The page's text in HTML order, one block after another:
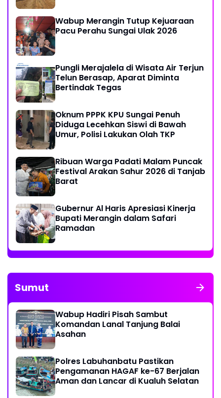
Wabup Merangin Tutup Kejuaraan
Pacu Perahu Sungai Ulak 2026
Pungli Merajalela di Wisata Air Terjun
Telun Berasap, Aparat Diminta
Bertindak Tegas
Oknum PPPK KPU Sungai Penuh
Diduga Lecehkan Siswi di Bawah
Umur, Polisi Lakukan Olah TKP
Ribuan Warga Padati Malam Puncak
Festival Arakan Sahur 2026 di Tanjab
Barat
Gubernur Al Haris Apresiasi Kinerja
Bupati Merangin dalam Safari
Ramadan
Sumut
Wabup Hadiri Pisah Sambut
Komandan Lanal Tanjung Balai
Asahan
Polres Labuhanbatu Pastikan
Pengamanan HAGAF ke-67 Berjalan
Aman dan Lancar di Kualuh Selatan